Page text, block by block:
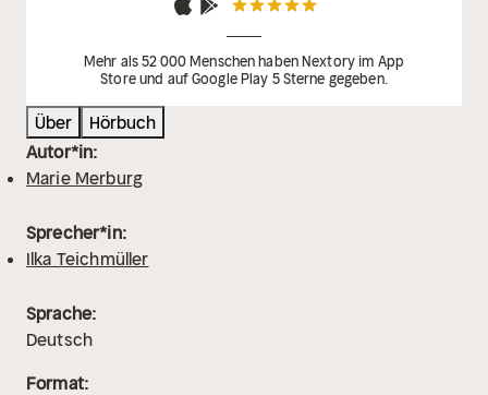
Mehr als 52 000 Menschen haben Nextory im App
Store und auf Google Play 5 Sterne gegeben.
Über
Hörbuch
Autor*in:
Marie Merburg
Sprecher*in:
Ilka Teichmüller
Sprache:
Deutsch
Format: